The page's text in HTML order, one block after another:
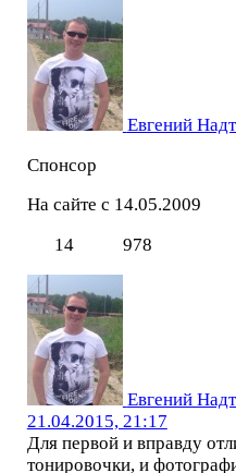
Евгений
Спонсор
На сайте с 14.05.2009
14
978
Евгений
21.04.2015, 21:17
Для первой и вправду
тонировочки, и